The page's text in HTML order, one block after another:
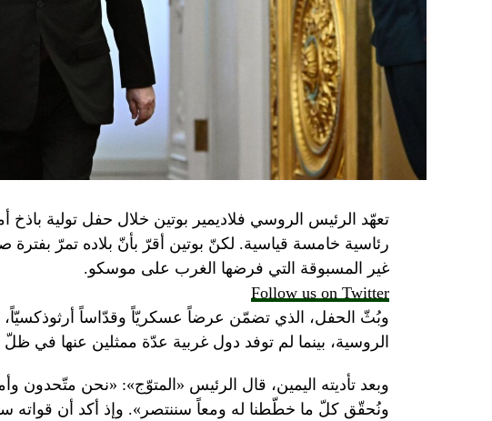
تعهّد الرئيس الروسي فلاديمير بوتين خلال حفل تولية باذخ
رئاسية خامسة قياسية. لكنّ بوتين أقرّ بأنّ بلاده تمرّ
غير المسبوقة التي فرضها الغرب على موسكو.
Follow us on Twitter
وبُثّ الحفل، الذي تضمّن عرضاً عسكريّاً وقدّاساً أرثوذكسيّاً،
الروسية، بينما لم توفد دول غربية عدّة ممثلين عنها في ظلّ
وبعد تأديته اليمين، قال الرئيس «المتوّج»: «نحن متّحدون
ونُحقّق كلّ ما خطّطنا له ومعاً سننتصر». وإذ أكد أن قواته